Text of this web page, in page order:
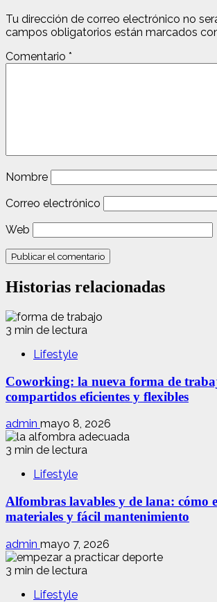
Tu dirección de correo electrónico no
campos obligatorios están marcados
Comentario *
Nombre
Correo electrónico
Web
Historias relacionadas
3 min de lectura
Lifestyle
Coworking: la nueva forma de
compartidos eficientes y flexibles
admin mayo 8, 2026
3 min de lectura
Lifestyle
Alfombras lavables y de lana: cómo
materiales y fácil mantenimiento
admin mayo 7, 2026
3 min de lectura
Lifestyle